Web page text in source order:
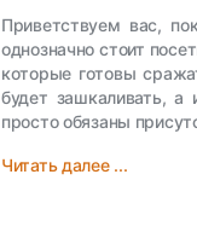
Приветствуем вас,
однозначно стоит
которые готовы
будет зашкаливать, а
просто обязаны
Читать далее ...